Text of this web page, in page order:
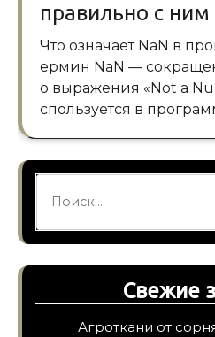
правильно с ним
Что означает NaN в программировании Т
ермин NaN —
о выражения «Not a
спользуется в
Свежие
Агроткани от